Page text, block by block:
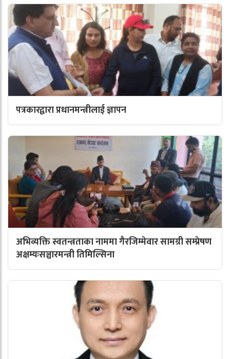
पत्रकारद्वारा प्रधानमन्त्रीलाई ज्ञापन
अभिव्यक्ति स्वतन्त्रताका नाममा गैरजिम्मेवार सामग्री सम्प्रेषण
अक्षम्यःसञ्चारमन्त्री तिमिल्सिना